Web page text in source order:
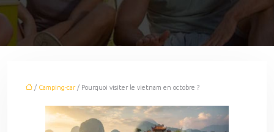
/ Camping-car/ Pourquoi visiter le vietnam en octobre ?